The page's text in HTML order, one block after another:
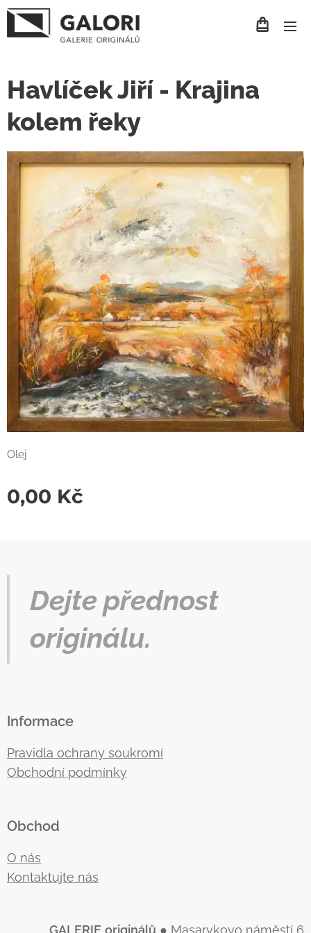
Havlíček Jiří - Krajina
kolem řeky
Olej
0,00 Kč
Dejte přednost
originálu.
Informace
Pravidla ochrany soukromí
Obchodní podmínky
Obchod
O nás
Kontaktujte nás
GALERIE originálů ● Masarykovo náměstí 6